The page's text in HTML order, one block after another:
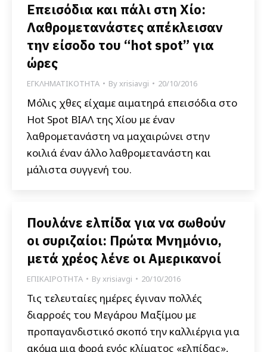
Επεισόδια και πάλι στη Χίο:
Λαθρομετανάστες απέκλεισαν
την είσοδο του “hot spot” για
ώρες
ΕΓΚΛΗΜΑΤΙΚΟΤΗΤΑ Byxrisiavgi 20/10/2016
Μόλις χθες είχαμε αιματηρά επεισόδια στο
Hot Spot ΒΙΑΛ της Χίου με έναν
λαθρομετανάστη να μαχαιρώνει στην
κοιλιά έναν άλλο λαθρομετανάστη και
μάλιστα συγγενή του.
Πουλάνε ελπίδα για να σωθούν
οι συριζαίοι: Πρώτα Μνημόνιο,
μετά χρέος λένε οι Αμερικανοί
ΕΠΙΚΑΙΡΟΤΗΤΑ Byxrisiavgi 20/10/2016
Τις τελευταίες ημέρες έγιναν πολλές
διαρροές του Μεγάρου Μαξίμου με
προπαγανδιστικό σκοπό την καλλιέργια για
ακόμα μια φορά ενός κλίματος «ελπίδας»,